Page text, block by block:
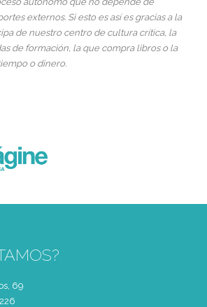
externos. Si esto es así es gracias a la
de nuestro centro de cultura crítica, la
de formación, la que compra libros o la
o dinero.
69